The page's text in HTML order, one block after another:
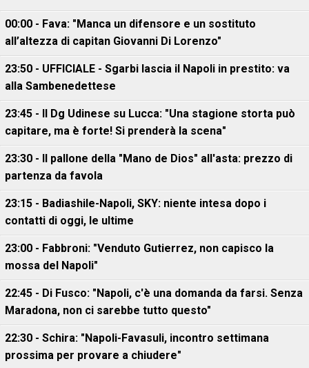
00:00 - Fava: "Manca un difensore e un sostituto
all’altezza di capitan Giovanni Di Lorenzo"
23:50 - UFFICIALE - Sgarbi lascia il Napoli in prestito: va
alla Sambenedettese
23:45 - Il Dg Udinese su Lucca: "Una stagione storta può
capitare, ma è forte! Si prenderà la scena"
23:30 - Il pallone della "Mano de Dios" all'asta: prezzo di
partenza da favola
23:15 - Badiashile-Napoli, SKY: niente intesa dopo i
contatti di oggi, le ultime
23:00 - Fabbroni: "Venduto Gutierrez, non capisco la
mossa del Napoli"
22:45 - Di Fusco: "Napoli, c'è una domanda da farsi. Senza
Maradona, non ci sarebbe tutto questo"
22:30 - Schira: "Napoli-Favasuli, incontro settimana
prossima per provare a chiudere"